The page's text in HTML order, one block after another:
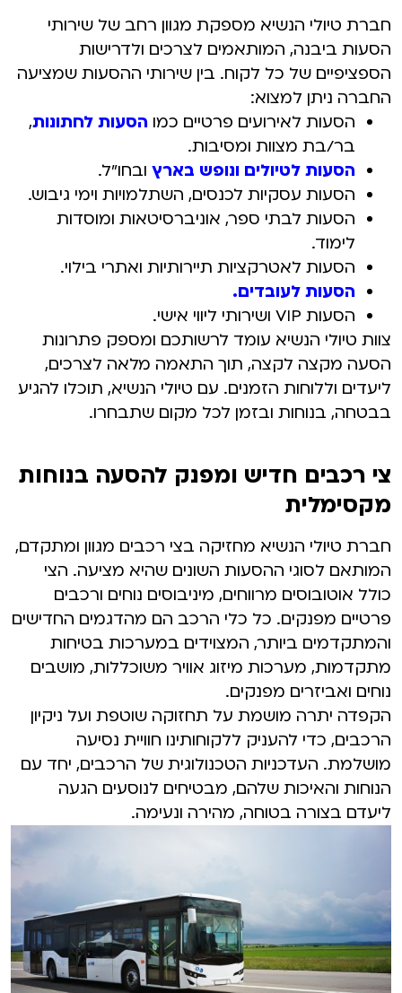
חברת טיולי הנשיא מספקת מגוון רחב של שירותי
הסעות ביבנה, המותאמים לצרכים ולדרישות
הספציפיים של כל לקוח. בין שירותי ההסעות שמציעה
החברה ניתן למצוא:
הסעות לאירועים פרטיים כמו הסעות לחתונות,
בר/בת מצוות ומסיבות.
הסעות לטיולים ונופש בארץ ובחו"ל.
הסעות עסקיות לכנסים, השתלמויות וימי גיבוש.
הסעות לבתי ספר, אוניברסיטאות ומוסדות
לימוד.
הסעות לאטרקציות תיירותיות ואתרי בילוי.
הסעות לעובדים.
הסעות VIP ושירותי ליווי אישי.
צוות טיולי הנשיא עומד לרשותכם ומספק פתרונות
הסעה מקצה לקצה, תוך התאמה מלאה לצרכים,
ליעדים וללוחות הזמנים. עם טיולי הנשיא, תוכלו להגיע
בבטחה, בנוחות ובזמן לכל מקום שתבחרו.
צי רכבים חדיש ומפנק להסעה בנוחות
מקסימלית
חברת טיולי הנשיא מחזיקה בצי רכבים מגוון ומתקדם,
המותאם לסוגי ההסעות השונים שהיא מציעה. הצי
כולל אוטובוסים מרווחים, מיניבוסים נוחים ורכבים
פרטיים מפנקים. כל כלי הרכב הם מהדגמים החדישים
והמתקדמים ביותר, המצוידים במערכות בטיחות
מתקדמות, מערכות מיזוג אוויר משוכללות, מושבים
נוחים ואביזרים מפנקים.
הקפדה יתרה מושמת על תחזוקה שוטפת ועל ניקיון
הרכבים, כדי להעניק ללקוחותינו חוויית נסיעה
מושלמת. העדכניות הטכנולוגית של הרכבים, יחד עם
הנוחות והאיכות שלהם, מבטיחים לנוסעים הגעה
ליעדם בצורה בטוחה, מהירה ונעימה.